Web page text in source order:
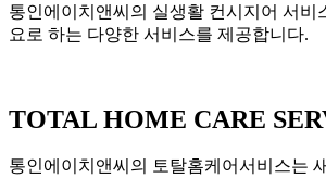
통인에이치앤씨의 실생활 컨시지어 서비
요로 하는 다양한 서비스를 제공합니다.
TOTAL HOME CARE
통인에이치앤씨의 토탈홈케어서비스는